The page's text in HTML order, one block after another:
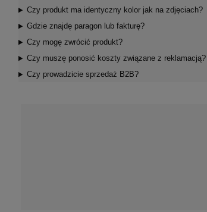
Czy produkt ma identyczny kolor jak na zdjęciach?
Gdzie znajdę paragon lub fakturę?
Czy mogę zwrócić produkt?
Czy muszę ponosić koszty związane z reklamacją?
Czy prowadzicie sprzedaż B2B?